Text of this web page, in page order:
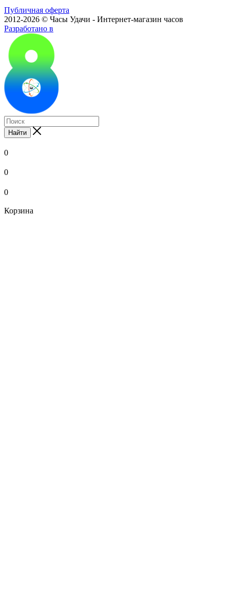
Публичная оферта
2012-2026 © Часы Удачи - Интернет-магазин часов
Разработано в
Найти
0
0
0
Корзина